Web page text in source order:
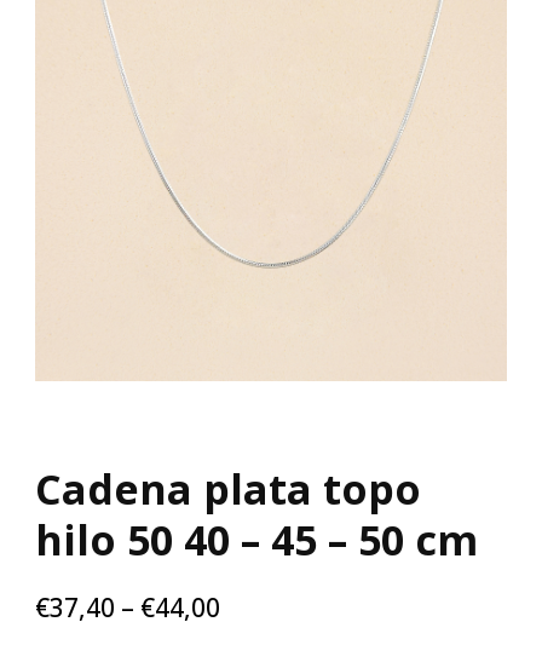
Cadena plata topo
hilo 50 40 – 45 – 50 cm
€37,40 – €44,00